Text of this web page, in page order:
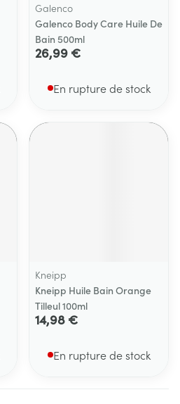
Galenco
Galenco Body Care Huile De
Bain 500ml
26,99 €
En rupture de stock
Kneipp
Kneipp Huile Bain Orange
Tilleul 100ml
14,98 €
En rupture de stock